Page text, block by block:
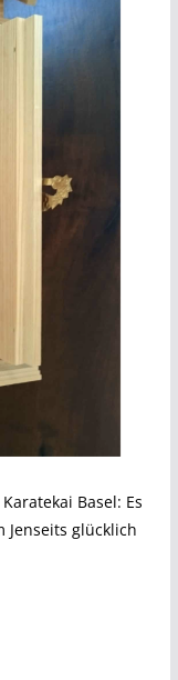
Basel: Es
glücklich